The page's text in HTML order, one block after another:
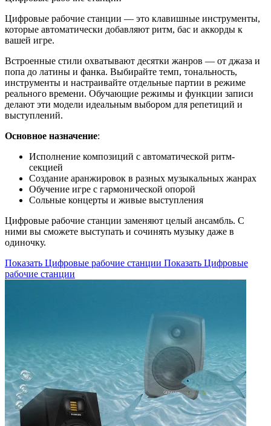
Цифровые рабочие станции — это клавишные инструменты,
которые автоматически добавляют ритм, бас и аккорды к
вашей игре.
Встроенные стили охватывают десятки жанров — от джаза и
попа до латины и фанка. Выбирайте темп, тональность,
инструменты и настраивайте отдельные партии в режиме
реального времени. Обучающие режимы и функции записи
делают эти модели идеальным выбором для репетиций и
выступлений.
Основное назначение:
Исполнение композиций с автоматической ритм-
секцией
Создание аранжировок в разных музыкальных жанрах
Обучение игре с гармонической опорой
Сольные концерты и живые выступления
Цифровые рабочие станции заменяют целый ансамбль. С
ними вы сможете выступать и сочинять музыку даже в
одиночку.
Показать Цифровые рабочие станции Показать Цифровые
рабочие станции